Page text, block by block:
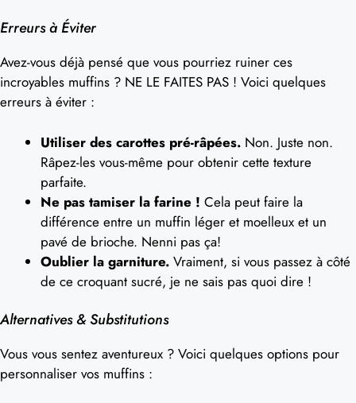
Erreurs à Éviter
Avez-vous déjà pensé que vous pourriez ruiner ces
incroyables muffins ? NE LE FAITES PAS ! Voici quelques
erreurs à éviter :
Utiliser des carottes pré-râpées. Non. Juste non.
Râpez-les vous-même pour obtenir cette texture
parfaite.
Ne pas tamiser la farine ! Cela peut faire la
différence entre un muffin léger et moelleux et un
pavé de brioche. Nenni pas ça!
Oublier la garniture. Vraiment, si vous passez à côté
de ce croquant sucré, je ne sais pas quoi dire !
Alternatives & Substitutions
Vous vous sentez aventureux ? Voici quelques options pour
personnaliser vos muffins :